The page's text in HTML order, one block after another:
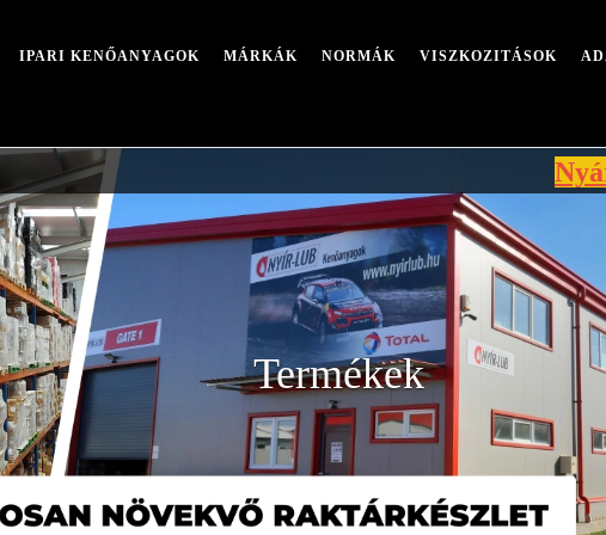
IPARI KENŐANYAGOK MÁRKÁK NORMÁK VISZKOZITÁSOK
Nyári
Termékek